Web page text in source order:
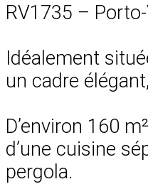
RV1735 –
Idéalement
un cadre
D’environ 160
d’une cuisine
pergola.